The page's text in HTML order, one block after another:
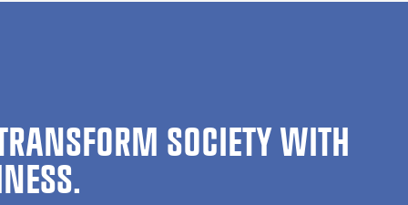
SOCIETY WITH